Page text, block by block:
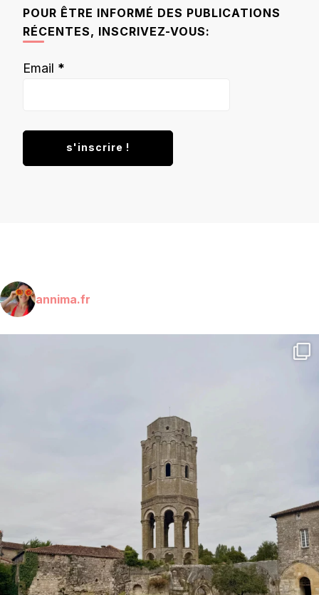
POUR ÊTRE INFORMÉ DES PUBLICATIONS
RÉCENTES, INSCRIVEZ-VOUS:
Email *
annima.fr